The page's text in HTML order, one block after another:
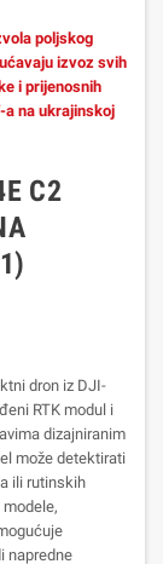
poljskog
izvoz svih
i prijenosnih
a na ukrajinskoj
C2
dron iz DJI-
RTK modul i
dizajniranim
može detektirati
ili rutinskih
napredne